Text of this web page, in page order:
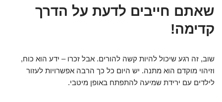
שאתם חייבים לדעת על הדרך
קדימה!
שוב, זה רגע שיכול להיות קשה להורים. אבל זכרו – ידע הוא כוח,
וזיהוי מוקדם הוא מתנה. יש היום כל כך הרבה אפשרויות לעזור
לילדים עם ירידת שמיעה להתפתח באופן מיטבי.